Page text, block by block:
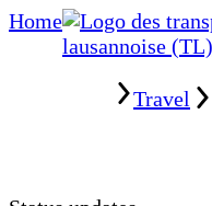
Home
Travel